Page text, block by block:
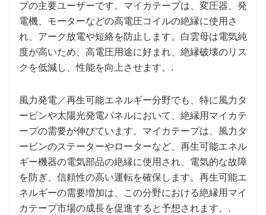
プの主要ユーザーです。マイカテープは、変圧器、発
電機、モーターなどの高電圧コイルの絶縁に使用さ
れ、アーク放電や短絡を防止します。白雲母は電気純
度が高いため、高電圧用途に好まれ、絶縁破壊のリス
クを低減し、性能を向上させます。.
風力発電／再生可能エネルギー分野でも、特に風力タ
ービンや太陽光発電パネルにおいて、絶縁用マイカテ
ープの需要が伸びています。マイカテープは、風力タ
ービンのステーターやローターなど、再生可能エネル
ギー機器の電気部品の絶縁に使用され、電気的な故障
を防ぎ、信頼性の高い運転を確保します。再生可能エ
ネルギーの需要増加は、この分野における絶縁用マイ
カテープ市場の成長を促進すると予想されます。.